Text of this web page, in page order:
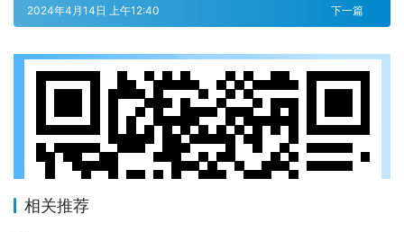
下一篇
2024年4月14日 上午12:40
相关推荐